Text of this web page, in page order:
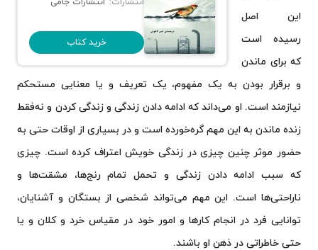
خرده‌ عادت ها
بی حد و مرز
تئوری انتخاب
وضعیت آخر
از حال بد به حال خوب
اثر مرکب
اصل گرایی
در باب اعتماد به نفس
چگونه در این دنیای مزخرف، انسان بمانیم
خرید کتاب
این اصل
رسیده است
که برای ماندن
و برقرار بودن به یک مفهوم، یک تعریف و یا معنایی مستحکم
نیازمند است. او می‌داند که ادامه دادن زندگی و زندگی کردن و نه‌فقط
زنده ماندن به این مهم گره‌خورده است و در بسیاری از اوقات حتی به
حضور موثر چنین چیزی در زندگی خویش اعتراف کرده است. چیزی
که سبب ادامه دادن زندگی و تحمل تمام رنج‌ها، مشقت‌ها و
ناراحتی‌ها است. این مهم می‌تواند شخصی از بستگان و آشنایان،
توانایی فرد در انجام کارها و امور خود در مقیاس خرد و کلان و یا
حتی خاطراتی در ذهن او باشند.